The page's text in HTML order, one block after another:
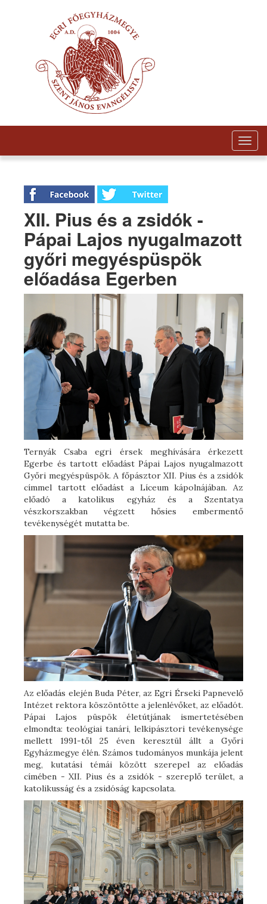
XII. Pius és a zsidók -
Pápai Lajos nyugalmazott
győri megyéspüspök
előadása Egerben
Ternyák Csaba egri érsek meghívására érkezett
Egerbe és tartott előadást Pápai Lajos nyugalmazott
Győri megyéspüspök. A főpásztor XII. Pius és a zsidók
címmel tartott előadást a Líceum kápolnájában. Az
előadó a katolikus egyház és a Szentatya
vészkorszakban végzett hősies embermentő
tevékenységét mutatta be.
Az előadás elején Buda Péter, az Egri Érseki Papnevelő
Intézet rektora köszöntötte a jelenlévőket, az előadót.
Pápai Lajos püspök életútjának ismertetésében
elmondta: teológiai tanári, lelkipásztori tevékenysége
mellett 1991-től 25 éven keresztül állt a Győri
Egyházmegye élén. Számos tudományos munkája jelent
meg, kutatási témái között szerepel az előadás
címében - XII. Pius és a zsidók - szereplő terület, a
katolikusság és a zsidóság kapcsolata.